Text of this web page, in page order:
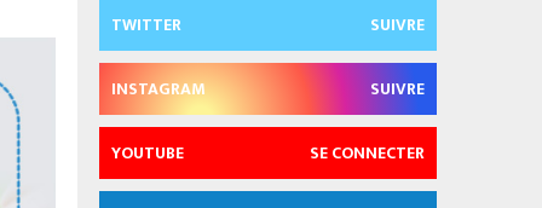
TWITTER SUIVRE
INSTAGRAM SUIVRE
YOUTUBE SE CONNECTER